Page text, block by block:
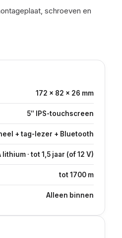
schroeven en
172 × 82 × 26 mm
5″ IPS-touchscreen
+ tag-lezer + Bluetooth
lithium · tot 1,5 jaar (of 12 V)
tot 1700 m
Alleen binnen